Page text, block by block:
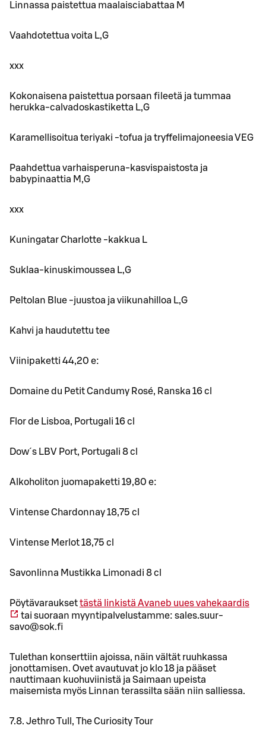
Linnassa paistettua maalaisciabattaa M
Vaahdotettua voita L,G
xxx
Kokonaisena paistettua porsaan fileetä ja tummaa
herukka-calvadoskastiketta L,G
Karamellisoitua teriyaki -tofua ja tryffelimajoneesia VEG
Paahdettua varhaisperuna-kasvispaistosta ja
babypinaattia M,G
xxx
Kuningatar Charlotte -kakkua L
Suklaa-kinuskimoussea L,G
Peltolan Blue -juustoa ja viikunahilloa L,G
Kahvi ja haudutettu tee
Viinipaketti 44,20 e:
Domaine du Petit Candumy Rosé, Ranska 16 cl
Flor de Lisboa, Portugali 16 cl
Dow´s LBV Port, Portugali 8 cl
Alkoholiton juomapaketti 19,80 e:
Vintense Chardonnay 18,75 cl
Vintense Merlot 18,75 cl
Savonlinna Mustikka Limonadi 8 cl
Pöytävarauksettästä linkistä Avaneb uues vahekaardis
tai suoraan myyntipalvelustamme: sales.suur-
savo@sok.fi
Tulethan konserttiin ajoissa, näin vältät ruuhkassa
jonottamisen. Ovet avautuvat jo klo 18 ja pääset
nauttimaan kuohuviinistä ja Saimaan upeista
maisemista myös Linnan terassilta sään niin salliessa.
7.8. Jethro Tull, The Curiosity Tour